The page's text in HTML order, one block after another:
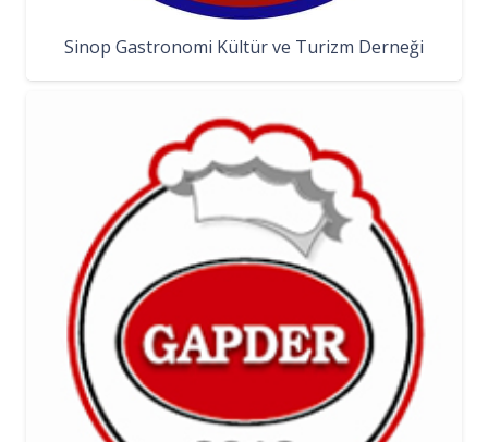
Sinop Gastronomi Kültür ve Turizm Derneği